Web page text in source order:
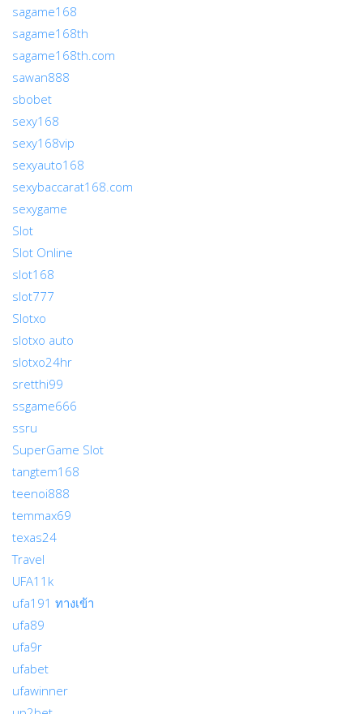
sagame168
sagame168th
sagame168th.com
sawan888
sbobet
sexy168
sexy168vip
sexyauto168
sexybaccarat168.com
sexygame
Slot
Slot Online
slot168
slot777
Slotxo
slotxo auto
slotxo24hr
sretthi99
ssgame666
ssru
SuperGame Slot
tangtem168
teenoi888
temmax69
texas24
Travel
UFA11k
ufa191 ทางเข้า
ufa89
ufa9r
ufabet
ufawinner